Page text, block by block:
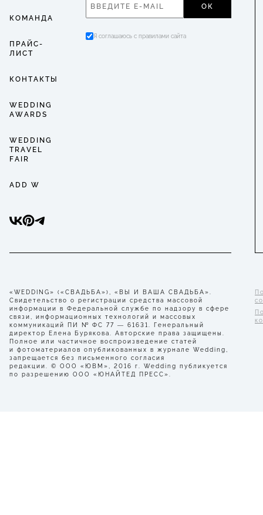
КОМАНДА
ПРАЙС-
ЛИСТ
КОНТАКТЫ
WEDDING
AWARDS
WEDDING
TRAVEL
FAIR
ADD W
ОК
Я соглашаюсь с правилами сайта
«WEDDING» («СВАДЬБА»), «ВЫ И ВАША СВАДЬБА».
Свидетельство о регистрации средства массовой
информации в Федеральной службе по надзору в сфере
связи, информационных технологий и массовых
коммуникаций ПИ № ФС 77 — 61631. Генеральный
директор Елена Бурякова. Авторские права защищены.
Полное или частичное воспроизведение статей
и фотоматериалов опубликованных в журнале Wedding,
запрещается без письменного согласия
редакции. © ООО «ЮВМ», 2016 г. Wedding публикуется
по разрешению ООО «ЮНАЙТЕД ПРЕСС».